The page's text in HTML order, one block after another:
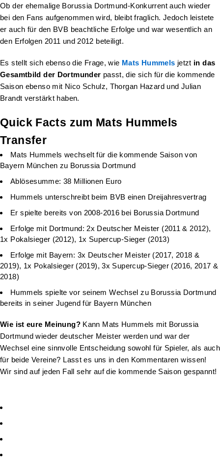
Ob der ehemalige Borussia Dortmund-Konkurrent auch wieder
bei den Fans aufgenommen wird, bleibt fraglich. Jedoch leistete
er auch für den BVB beachtliche Erfolge und war wesentlich an
den Erfolgen 2011 und 2012 beteiligt.
Es stellt sich ebenso die Frage, wie Mats Hummels jetzt in das
Gesamtbild der Dortmunder passt, die sich für die kommende
Saison ebenso mit Nico Schulz, Thorgan Hazard und Julian
Brandt verstärkt haben.
Quick Facts zum Mats Hummels
Transfer
Mats Hummels wechselt für die kommende Saison von
Bayern München zu Borussia Dortmund
Ablösesumme: 38 Millionen Euro
Hummels unterschreibt beim BVB einen Dreijahresvertrag
Er spielte bereits von 2008-2016 bei Borussia Dortmund
Erfolge mit Dortmund: 2x Deutscher Meister (2011 & 2012),
1x Pokalsieger (2012), 1x Supercup-Sieger (2013)
Erfolge mit Bayern: 3x Deutscher Meister (2017, 2018 &
2019), 1x Pokalsieger (2019), 3x Supercup-Sieger (2016, 2017 &
2018)
Hummels spielte vor seinem Wechsel zu Borussia Dortmund
bereits in seiner Jugend für Bayern München
Wie ist eure Meinung?Kann Mats Hummels mit Borussia
Dortmund wieder deutscher Meister werden und war der
Wechsel eine sinnvolle Entscheidung sowohl für Spieler, als auch
für beide Vereine? Lasst es uns in den Kommentaren wissen!
Wir sind auf jeden Fall sehr auf die kommende Saison gespannt!